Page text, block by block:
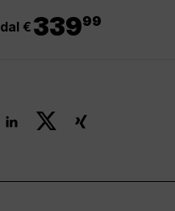
dal € 33999